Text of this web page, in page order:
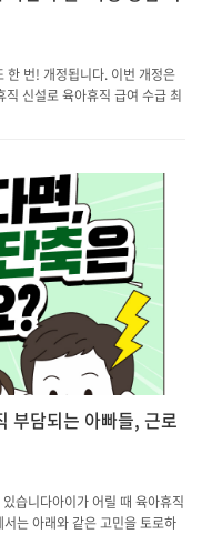
번! 개정됩니다. 이번 개정은
신설로 육아휴직 급여 수급 최
부담되는 아빠들, 근로
습니다아이가 어릴 때 육아휴직
는 아래와 같은 고민을 토로하